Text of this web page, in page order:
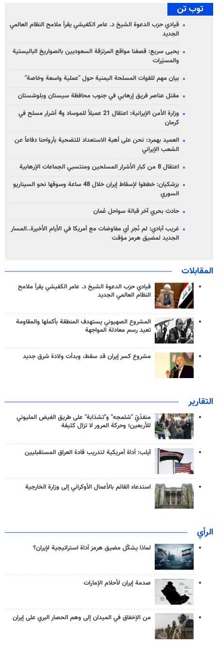
توب تن
قيادي حزب الدعوة الشيخ د. عامر الكفيشي يقرأ ملامح النظام العالمي
الجديد
يحيى سريع: قصفنا مواقع المرتزقة السعوديين بالصواريخ الباليستية
والمسيّرات
بيان مهم للقوات المسلحة اليمنية حول "عملية واسعة وخاصة"
مقتل عناصر فريق إرهابي في جنوب محافظة سيستان وبلوشستان
وزارة الأمن الإيرانية: اعتقال 21 عميلاً للموساد و4 أشرار مسلح في
كرمان
العميد بهمرد: نحن على أهبة الاستعداد للتضحية بأرواحنا دفاعاً عن
الشعب الإيراني
اعتقال 8 من كبار الأشرار المسلحين ومنتسبي الجماعات الإرهابية
بزشكيان: خططوا لإسقاط إيران خلال 48 ساعة وسوقها نحو السيناريو
السوري
حادث بحري آخر قبالة سواحل عُمان
غريب آبادي: لم نُجرِ أي مفاوضات مع أمريكا في الأيام الأخيرة..المسار
الجديد لمضيق هرمز مؤقت
المقابلات
قيادي حزب الدعوة الشيخ د. عامر الكفيشي يقرأ ملامح
النظام العالمي الجديد
المشروع الصهيوني يستهدف المنطقة بأكملها والمقاومة
تعيد رسم معادلة المواجهة
مشروع كسر إيران قد سقط، وبدأت ولادة شرق جديد
التقارير
منفذَيّ "شلمجه" و"تشذابة" على طريق الفيض المليوني
للأربعين؛ وحركة المرور لا تزال كثيفة
آيلب: أداة أمريكية لتدريب قادة العراق المستقبليين
استدعاء القائم بالأعمال الأوكراني إلى وزارة الخارجية
الرأي
لماذا يشكّل مضيق هرمز أداة استراتيجية لإيران؟
صدمة إيران لأحلام الإمارات
من الإخفاق في الميدان إلى وهم الحصار البري على إيران